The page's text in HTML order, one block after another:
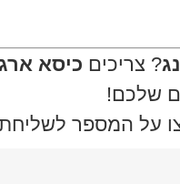
? צריכים כיסא
שלכם!
על המספר לשליחת